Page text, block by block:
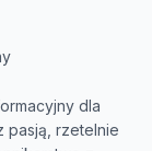
dla
pasją, rzetelnie